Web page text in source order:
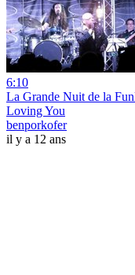
6:10
La Grande Nuit de la
Loving You
benporkofer
il y a 12 ans